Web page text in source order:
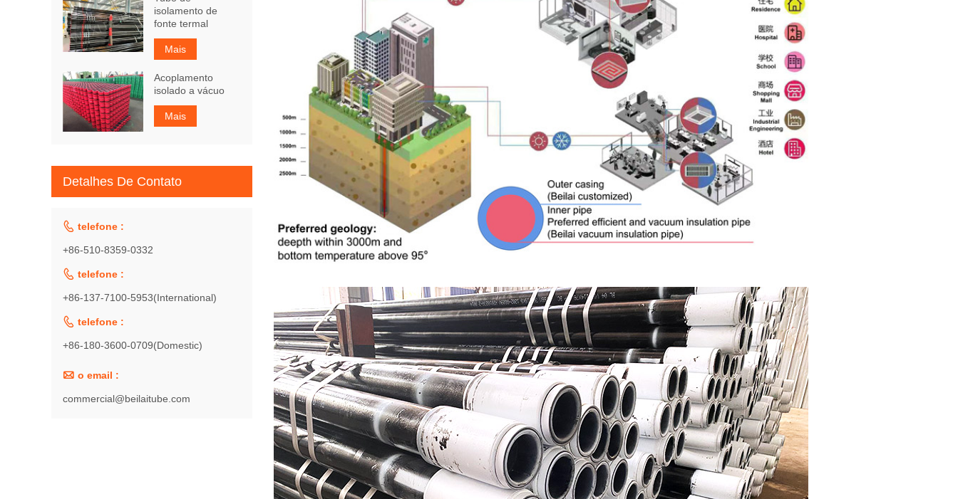
isolamento de
fonte termal
Mais
Acoplamento
isolado a vácuo
Mais
Detalhes De Contato
 telefone :
+86-510-8359-0332
 telefone :
+86-137-7100-5953(International)
 telefone :
+86-180-3600-0709(Domestic)
 o email :
commercial@beilaitube.com